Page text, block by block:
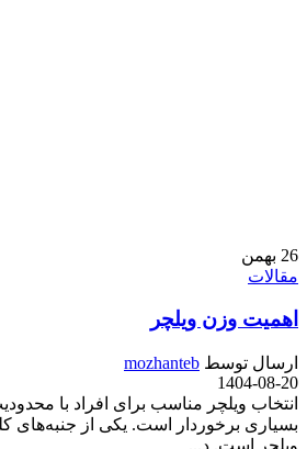
26 بهمن
مقالات
اهمیت وزن ویلچر
ارسال توسط mozhanteb
1404-08-20
انتخاب ویلچر مناسب برای افراد با
بسیاری برخوردار است. یکی از جنبه‌های
ویلچر است. د...